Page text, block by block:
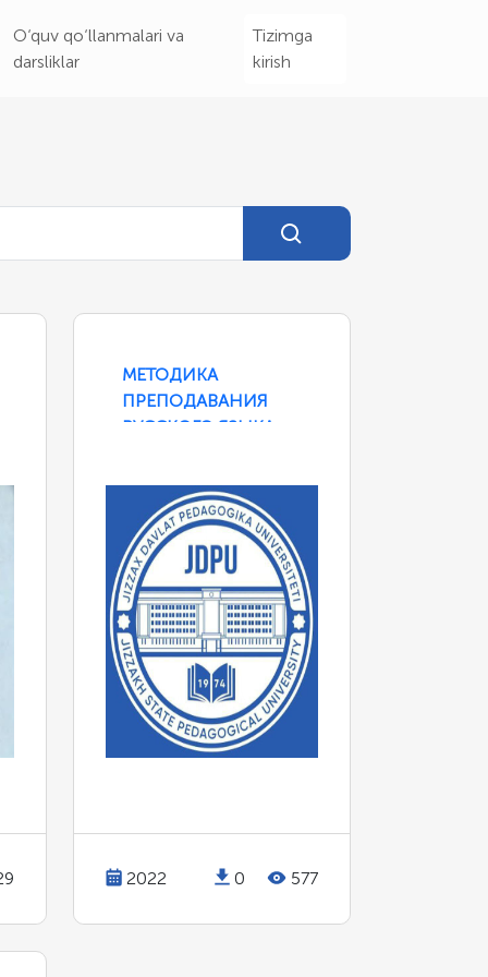
O‘quv qo‘llanmalari va
darsliklar
Tizimga
kirish
МЕТОДИКА
ПРЕПОДАВАНИЯ
РУССКОГО ЯЗЫКА
2022 0 577